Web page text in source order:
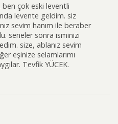
çok eski leventli
levente geldim. siz
sevim hanım ile beraber
seneler sonra isminizi
size, ablanız sevim
eşinize selamlarımı
Tevfik YÜCEK.